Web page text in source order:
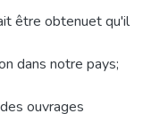
être obtenuet qu'il
dans notre pays;
ouvrages